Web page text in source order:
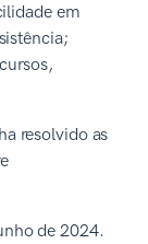
em
resolvido as
de 2024.